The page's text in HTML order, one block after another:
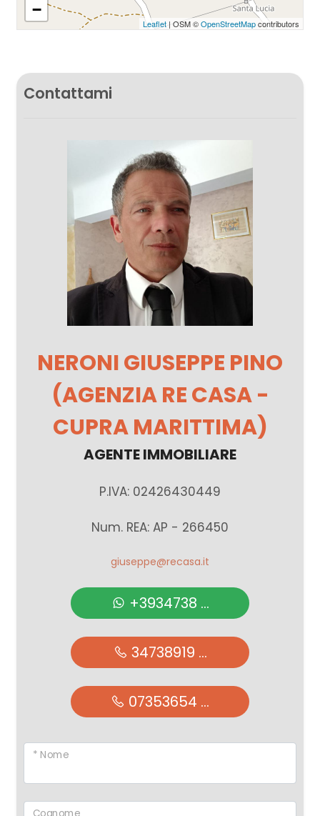
−
Leaflet| OSM ©OpenStreetMapcontributors
Contattami
NERONI GIUSEPPE PINO
(AGENZIA RE CASA -
CUPRA MARITTIMA)
AGENTE IMMOBILIARE
P.IVA: 02426430449
Num. REA: AP - 266450
giuseppe@recasa.it
+3934738 ...
34738919 ...
07353654 ...
* Nome